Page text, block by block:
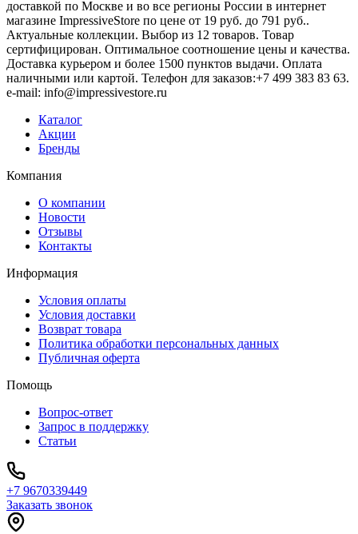
доставкой по Москве и во все регионы России в интернет
магазине ImpressiveStore по цене от 19 руб. до 791 руб..
Актуальные коллекции. Выбор из 12 товаров. Товар
сертифицирован. Оптимальное соотношение цены и качества.
Доставка курьером и более 1500 пунктов выдачи. Оплата
наличными или картой. Телефон для заказов:+7 499 383 83 63.
e-mail: info@impressivestore.ru
Каталог
Акции
Бренды
Компания
О компании
Новости
Отзывы
Контакты
Информация
Условия оплаты
Условия доставки
Возврат товара
Политика обработки персональных данных
Публичная оферта
Помощь
Вопрос-ответ
Запрос в поддержку
Статьи
+7 9670339449
Заказать звонок